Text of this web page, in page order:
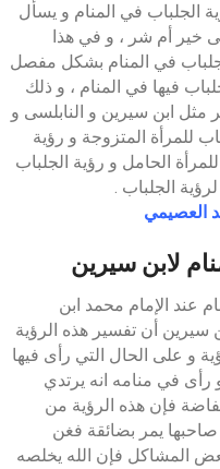
الجلباب في المنام و يسأل
خير أم شر ، و في هذا
في المنام بشكل مفصل
فيها في المنام ، و ذلك
مثل ابن سيرين و النابلسى و
للمرأة المتزوجة و رؤية
للمرأة الحامل و رؤية الجلباب
الجلباب .
العصيمي
لابن سيرين
عند الإمام محمد ابن
سيرين أن تفسير هذه الرؤية
و على الحال التي رأى فيها
رأى في منامه انه يرتدي
فإن هذه الرؤية من
يمر بضائقة فغن
المشاكل فإن الله يخلصه